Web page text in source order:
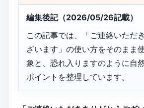
編集後記（2026/05/26記載）
この記事では、「ご連絡いただ
ざいます」の使い方をそのまま
象と、恐れ入りますのように自
ポイントを整理しています。